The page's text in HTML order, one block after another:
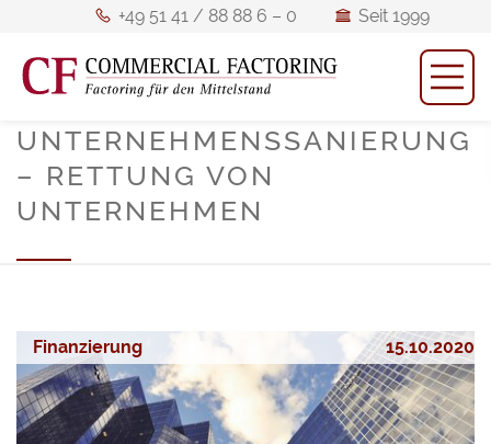
+49
41
88
88
6
+49 51 41 / 88 88 6 – 0
Seit
Seit 1999
Mitglied
des
BFM
Mitglied des BFM
UNTERNEHMENSSANIERUNG
– RETTUNG VON
UNTERNEHMEN
Finanzierung 15.10.2020